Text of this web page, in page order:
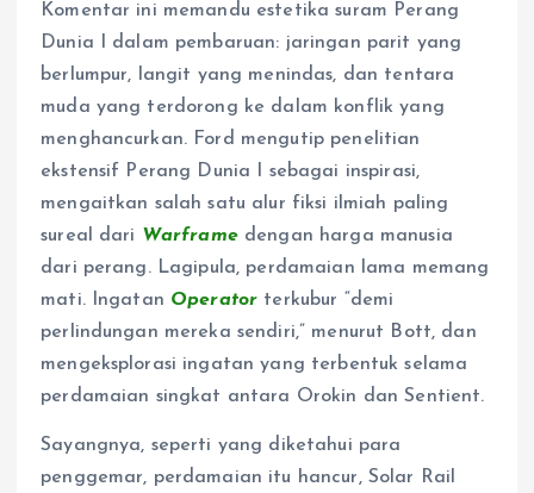
Komentar ini memandu estetika suram Perang
Dunia I dalam pembaruan: jaringan parit yang
berlumpur, langit yang menindas, dan tentara
muda yang terdorong ke dalam konflik yang
menghancurkan. Ford mengutip penelitian
ekstensif Perang Dunia I sebagai inspirasi,
mengaitkan salah satu alur fiksi ilmiah paling
sureal dari Warframedengan harga manusia
dari perang. Lagipula, perdamaian lama memang
mati. Ingatan Operator terkubur “demi
perlindungan mereka sendiri,” menurut Bott, dan
mengeksplorasi ingatan yang terbentuk selama
perdamaian singkat antara Orokin dan Sentient.
Sayangnya, seperti yang diketahui para
penggemar, perdamaian itu hancur, Solar Rail